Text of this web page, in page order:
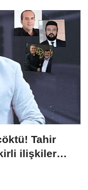
Tahir
kirli ilişkiler